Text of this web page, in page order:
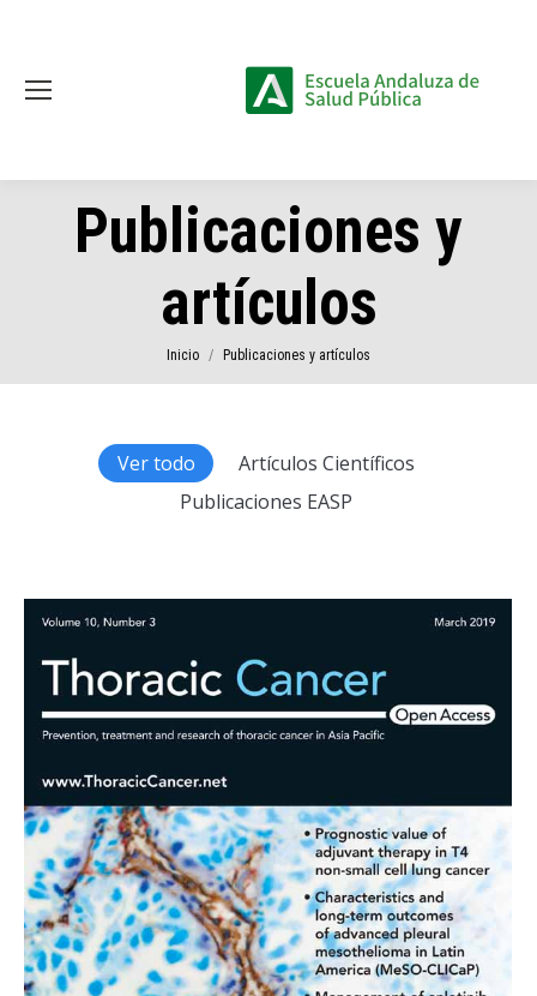
Publicaciones y
artículos
Estás aquí:
Inicio Publicaciones y artículos
Ver todo
Artículos Científicos
Publicaciones EASP